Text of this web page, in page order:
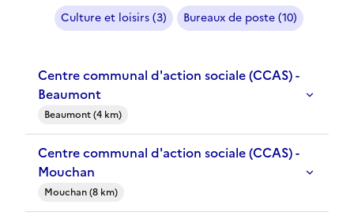
Culture et loisirs (3)
Bureaux de poste (10)
Centre communal d'action sociale (CCAS) -
Beaumont
Beaumont (4 km)
Centre communal d'action sociale (CCAS) -
Mouchan
Mouchan (8 km)